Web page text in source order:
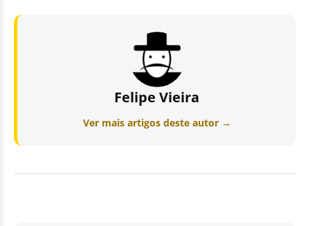
Felipe Vieira
Ver mais artigos deste autor →